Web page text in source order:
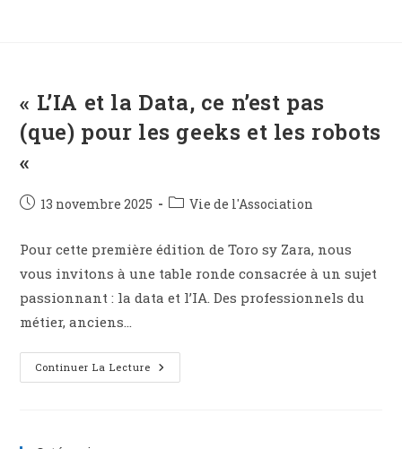
« L’IA et la Data, ce n’est pas
(que) pour les geeks et les robots
«
13 novembre 2025 Vie de l'Association
Pour cette première édition de Toro sy Zara, nous
vous invitons à une table ronde consacrée à un sujet
passionnant : la data et l’IA. Des professionnels du
métier, anciens…
Continuer La Lecture